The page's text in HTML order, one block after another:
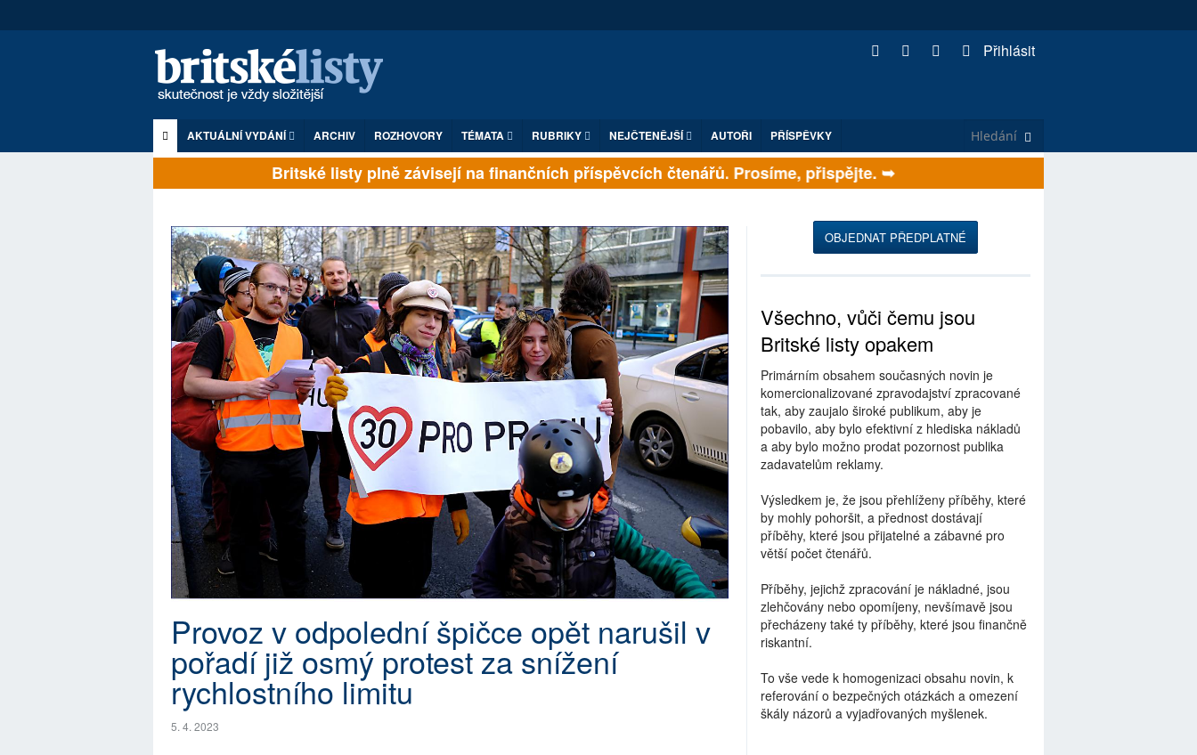
Přihlásit
AKTUÁLNÍ VYDÁNÍ ARCHIV ROZHOVORY TÉMATA RUBRIKY NEJČTENĚJŠÍ AUTOŘI PŘÍSPĚVKY
Britské listy plně závisejí na finančních příspěvcích čtenářů. Prosíme, přispějte. ➥
Provoz v odpolední špičce opět narušil v
pořadí již osmý protest za snížení
rychlostního limitu
5. 4. 2023
OBJEDNAT PŘEDPLATNÉ
Všechno, vůči čemu jsou
Britské listy opakem
Primárním obsahem současných novin je
komercionalizované zpravodajství zpracované
tak, aby zaujalo široké publikum, aby je
pobavilo, aby bylo efektivní z hlediska nákladů
a aby bylo možno prodat pozornost publika
zadavatelům reklamy.
Výsledkem je, že jsou přehlíženy příběhy, které
by mohly pohoršit, a přednost dostávají
příběhy, které jsou přijatelné a zábavné pro
větší počet čtenářů.
Příběhy, jejichž zpracování je nákladné, jsou
zlehčovány nebo opomíjeny, nevšímavě jsou
přecházeny také ty příběhy, které jsou finančně
riskantní.
To vše vede k homogenizaci obsahu novin, k
referování o bezpečných otázkách a omezení
škály názorů a vyjadřovaných myšlenek.